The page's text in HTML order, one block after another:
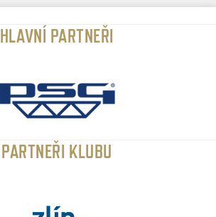
HLAVNÍ PARTNEŘI
PARTNEŘI KLUBU